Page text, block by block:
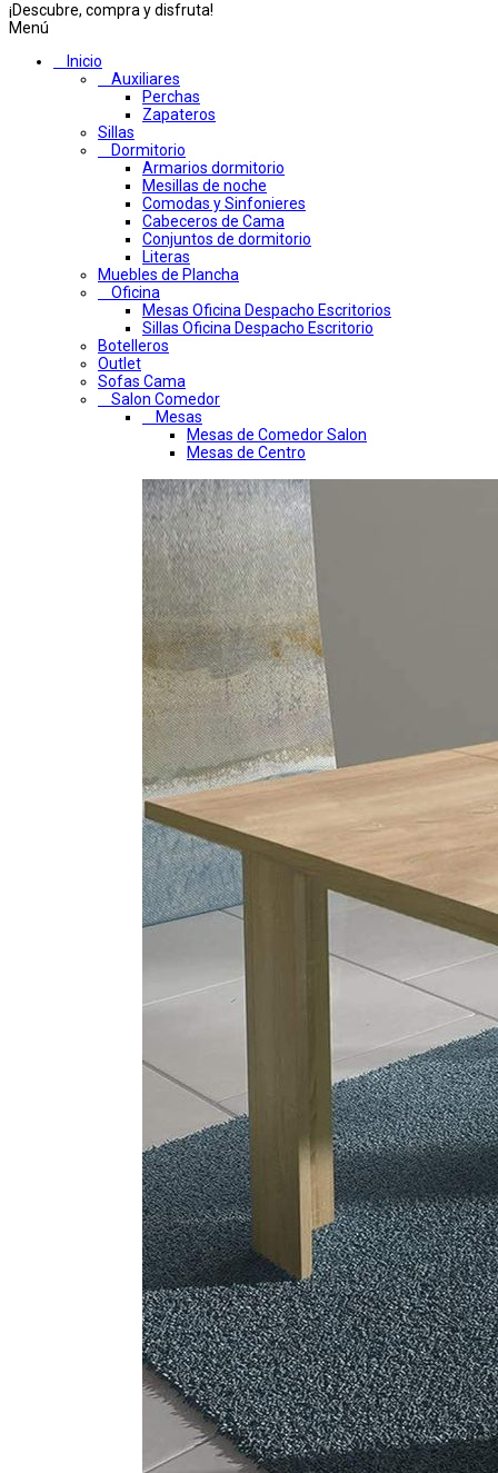
¡Descubre, compra y disfruta!
Menú
Inicio
Auxiliares
Perchas
Zapateros
Sillas
Dormitorio
Armarios dormitorio
Mesillas de noche
Comodas y Sinfonieres
Cabeceros de Cama
Conjuntos de dormitorio
Literas
Muebles de Plancha
Oficina
Mesas Oficina Despacho Escritorios
Sillas Oficina Despacho Escritorio
Botelleros
Outlet
Sofas Cama
Salon Comedor
Mesas
Mesas de Comedor Salon
Mesas de Centro